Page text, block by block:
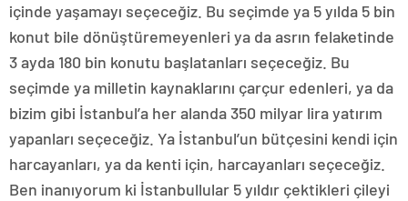
içinde yaşamayı seçeceğiz. Bu seçimde ya 5 yılda 5 bin
konut bile dönüştüremeyenleri ya da asrın felaketinde
3 ayda 180 bin konutu başlatanları seçeceğiz. Bu
seçimde ya milletin kaynaklarını çarçur edenleri, ya da
bizim gibi İstanbul’a her alanda 350 milyar lira yatırım
yapanları seçeceğiz. Ya İstanbul’un bütçesini kendi için
harcayanları, ya da kenti için, harcayanları seçeceğiz.
Ben inanıyorum ki İstanbullular 5 yıldır çektikleri çileyi